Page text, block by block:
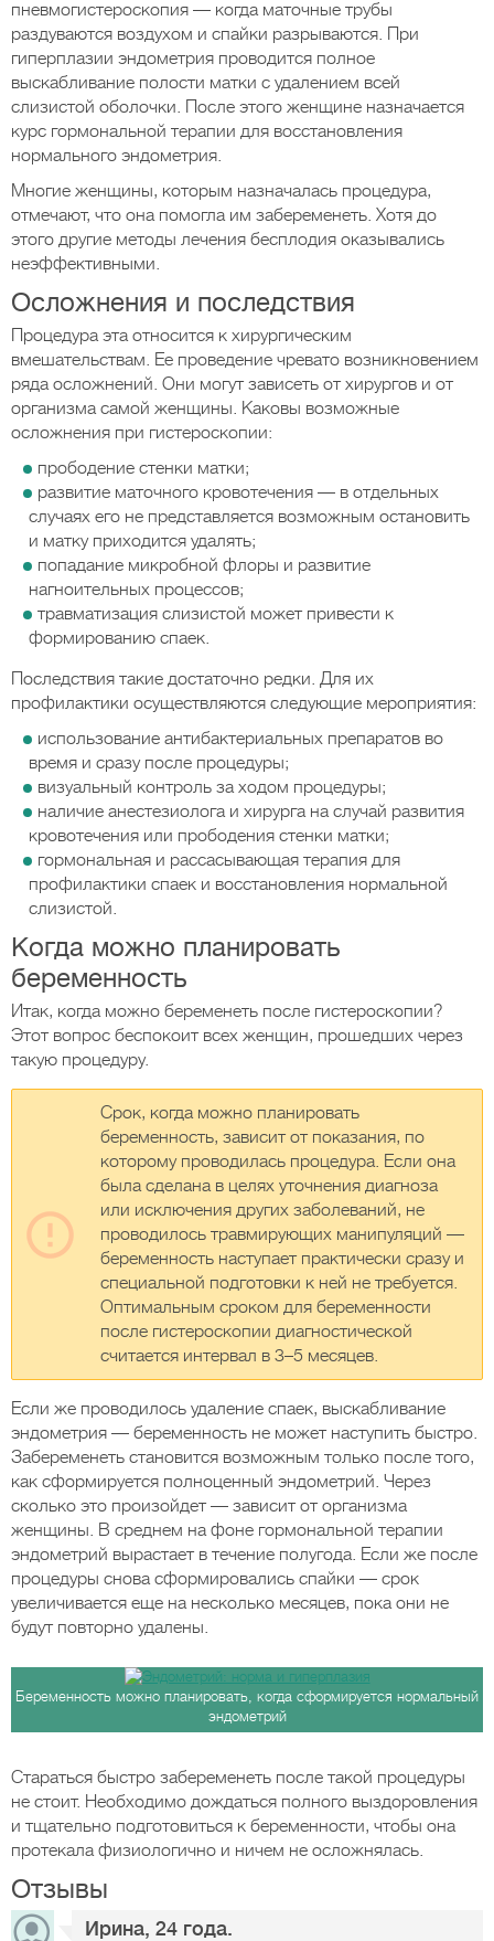
пневмогистероскопия — когда маточные трубы
раздуваются воздухом и спайки разрываются. При
гиперплазии эндометрия проводится полное
выскабливание полости матки с удалением всей
слизистой оболочки. После этого женщине назначается
курс гормональной терапии для восстановления
нормального эндометрия.
Многие женщины, которым назначалась процедура,
отмечают, что она помогла им забеременеть. Хотя до
этого другие методы лечения бесплодия оказывались
неэффективными.
Осложнения и последствия
Процедура эта относится к хирургическим
вмешательствам. Ее проведение чревато возникновением
ряда осложнений. Они могут зависеть от хирургов и от
организма самой женщины. Каковы возможные
осложнения при гистероскопии:
прободение стенки матки;
развитие маточного кровотечения — в отдельных
случаях его не представляется возможным остановить
и матку приходится удалять;
попадание микробной флоры и развитие
нагноительных процессов;
травматизация слизистой может привести к
формированию спаек.
Последствия такие достаточно редки. Для их
профилактики осуществляются следующие мероприятия:
использование антибактериальных препаратов во
время и сразу после процедуры;
визуальный контроль за ходом процедуры;
наличие анестезиолога и хирурга на случай развития
кровотечения или прободения стенки матки;
гормональная и рассасывающая терапия для
профилактики спаек и восстановления нормальной
слизистой.
Когда можно планировать
беременность
Итак, когда можно беременеть после гистероскопии?
Этот вопрос беспокоит всех женщин, прошедших через
такую процедуру.
Срок, когда можно планировать
беременность, зависит от показания, по
которому проводилась процедура. Если она
была сделана в целях уточнения диагноза
или исключения других заболеваний, не
проводилось травмирующих манипуляций —
беременность наступает практически сразу и
специальной подготовки к ней не требуется.
Оптимальным сроком для беременности
после гистероскопии диагностической
считается интервал в 3–5 месяцев.
Если же проводилось удаление спаек, выскабливание
эндометрия — беременность не может наступить быстро.
Забеременеть становится возможным только после того,
как сформируется полноценный эндометрий. Через
сколько это произойдет — зависит от организма
женщины. В среднем на фоне гормональной терапии
эндометрий вырастает в течение полугода. Если же после
процедуры снова сформировались спайки — срок
увеличивается еще на несколько месяцев, пока они не
будут повторно удалены.
Беременность можно планировать, когда сформируется нормальный
эндометрий
Стараться быстро забеременеть после такой процедуры
не стоит. Необходимо дождаться полного выздоровления
и тщательно подготовиться к беременности, чтобы она
протекала физиологично и ничем не осложнялась.
Отзывы
Ирина, 24 года.